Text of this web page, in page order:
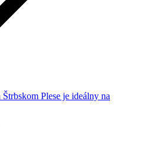
Plese je ideálny na